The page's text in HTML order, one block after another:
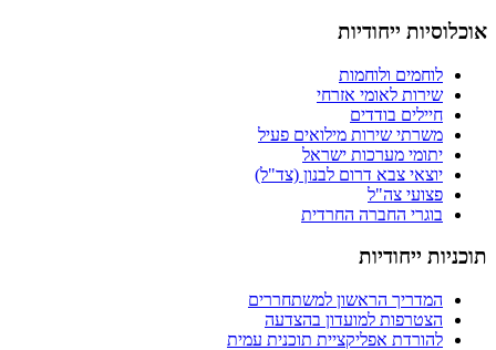
אוכלוסיות ייחודיות
לוחמים ולוחמות
שירות לאומי אזרחי
חיילים בודדים
משרתי שירות מילואים פעיל
יתומי מערכות ישראל
יוצאי צבא דרום לבנון (צד"ל)
פצועי צה"ל
בוגרי החברה החרדית
תוכניות ייחודיות
המדריך הראשון למשתחררים
הצטרפות למועדון בהצדעה
להורדת אפליקציית תוכנית עמית